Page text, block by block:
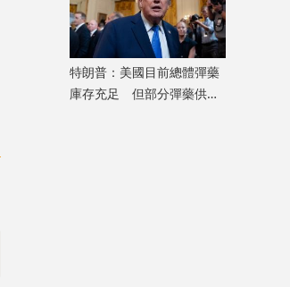
特朗普：美國目前總體彈藥
庫存充足 但部分彈藥供應